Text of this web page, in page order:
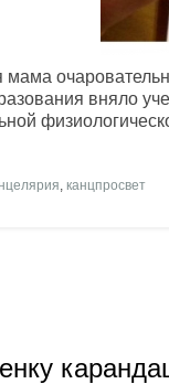
мама
вняло
, канцпросвет